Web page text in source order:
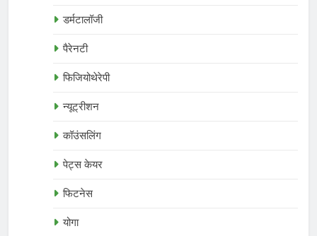
डर्मटालॉजी
पैरेनटी
फिजियोथेरेपी
न्यूट्रीशन
कॉउंसलिंग
पेट्स केयर
फिटनेस
योगा